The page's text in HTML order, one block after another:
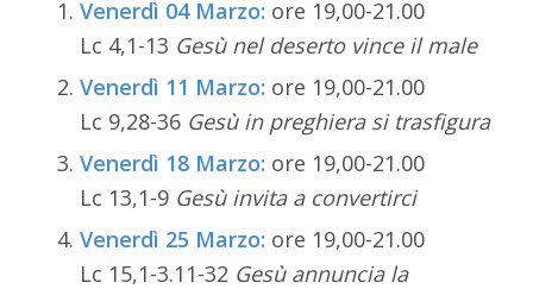
Venerdì 04 Marzo: ore 19,00-21.00
Lc 4,1-13 Gesù nel deserto vince il male
Venerdì 11 Marzo: ore 19,00-21.00
Lc 9,28-36 Gesù in preghiera si trasfigura
Venerdì 18 Marzo: ore 19,00-21.00
Lc 13,1-9 Gesù invita a convertirci
Venerdì 25 Marzo: ore 19,00-21.00
Lc 15,1-3.11-32 Gesù annuncia la